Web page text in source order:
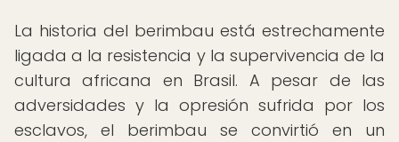
La historia del berimbau está estrechamente
ligada a la resistencia y la supervivencia de la
cultura africana en Brasil. A pesar de las
adversidades y la opresión sufrida por los
esclavos, el berimbau se convirtió en un